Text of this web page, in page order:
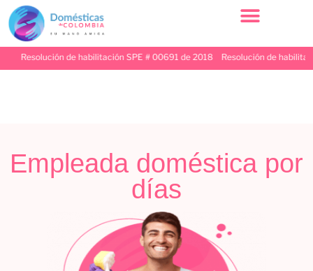
de habilitación SPE # 00691 de 2018 Resolución de habilitación
Empleada doméstica por
días